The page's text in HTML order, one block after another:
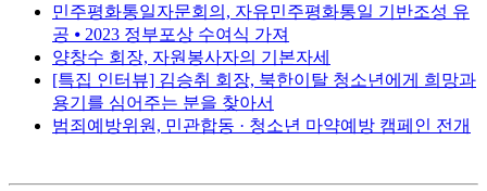
민주평화통일자문회의, 자유민주평화통일 기반조성 유
공 ⦁ 2023 정부포상 수여식 가져
양창수 회장, 자원봉사자의 기본자세
[특집 인터뷰] 김승취 회장, 북한이탈 청소년에게 희망과
용기를 심어주는 분을 찾아서
범죄예방위원, 민관합동 · 청소년 마약예방 캠페인 전개